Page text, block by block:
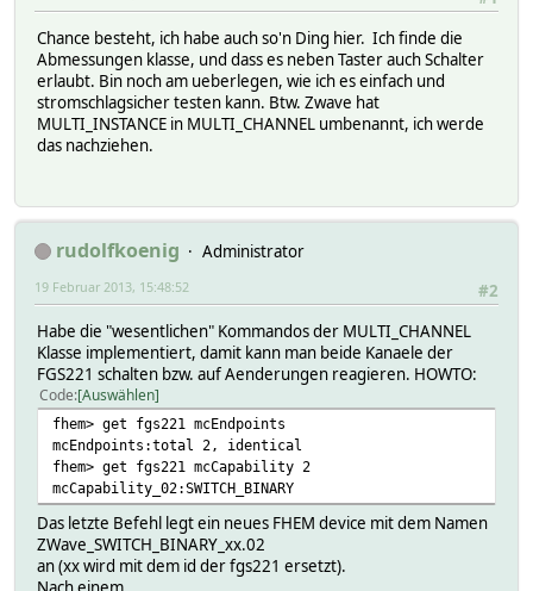
Chance besteht, ich habe auch so'n Ding hier. Ich finde die
Abmessungen klasse, und dass es neben Taster auch Schalter
erlaubt. Bin noch am ueberlegen, wie ich es einfach und
stromschlagsicher testen kann. Btw. Zwave hat
MULTI_INSTANCE in MULTI_CHANNEL umbenannt, ich werde
das nachziehen.
rudolfkoenig
Administrator
#2
19 Februar 2013, 15:48:52
Habe die "wesentlichen" Kommandos der MULTI_CHANNEL
Klasse implementiert, damit kann man beide Kanaele der
FGS221 schalten bzw. auf Aenderungen reagieren. HOWTO:
Code Auswählen
fhem> get fgs221 mcEndpoints
mcEndpoints:total 2, identical
fhem> get fgs221 mcCapability 2
mcCapability_02:SWITCH_BINARY
Das letzte Befehl legt ein neues FHEM device mit dem Namen
ZWave_SWITCH_BINARY_xx.02
an (xx wird mit dem id der fgs221 ersetzt).